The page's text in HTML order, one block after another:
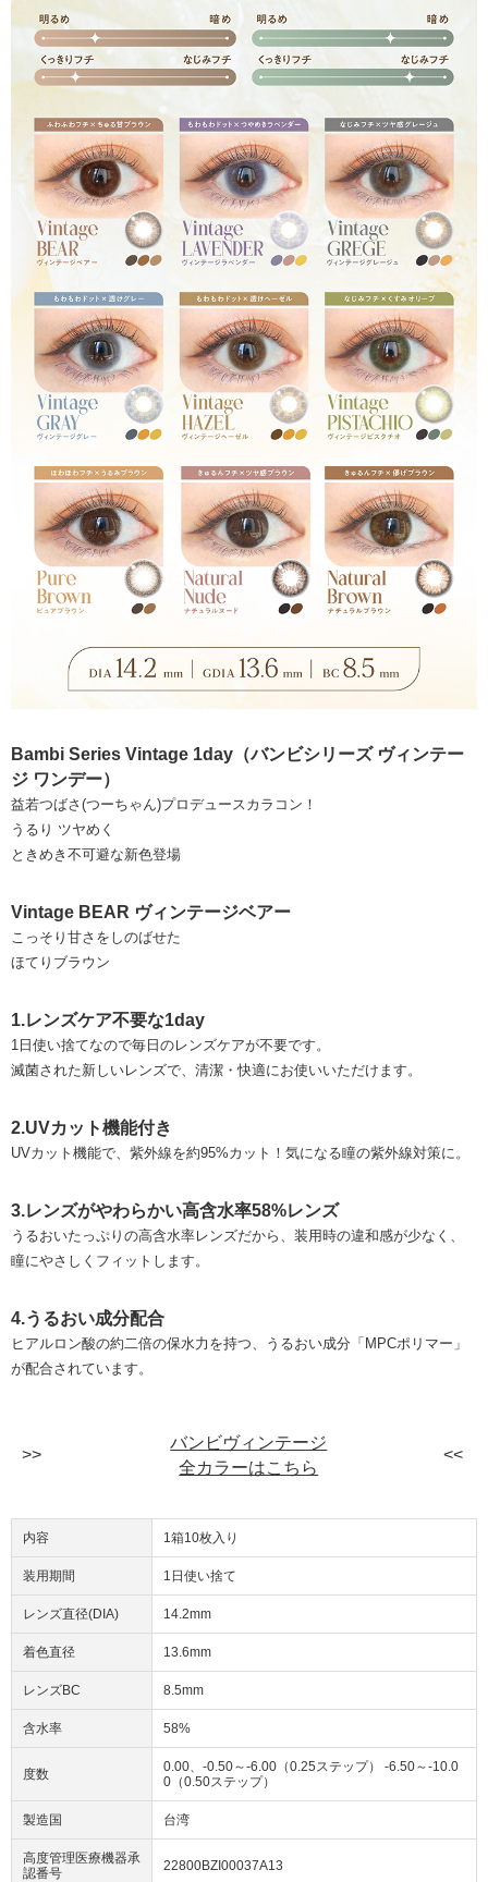
Bambi Series Vintage 1day（バンビシリーズ ヴィンテー
ジ ワンデー）
益若つばさ(つーちゃん)プロデュースカラコン！
うるり ツヤめく
ときめき不可避な新色登場
Vintage BEAR ヴィンテージベアー
こっそり甘さをしのばせた
ほてりブラウン
1.レンズケア不要な1day
1日使い捨てなので毎日のレンズケアが不要です。
滅菌された新しいレンズで、清潔・快適にお使いいただけます。
2.UVカット機能付き
UVカット機能で、紫外線を約95%カット！気になる瞳の紫外線対策に。
3.レンズがやわらかい高含水率58%レンズ
うるおいたっぷりの高含水率レンズだから、装用時の違和感が少なく、
瞳にやさしくフィットします。
4.うるおい成分配合
ヒアルロン酸の約二倍の保水力を持つ、うるおい成分「MPCポリマー」
が配合されています。
バンビヴィンテージ
全カラーはこちら
内容 1箱10枚入り
装用期間 1日使い捨て
レンズ直径(DIA) 14.2mm
着色直径 13.6mm
レンズBC 8.5mm
含水率 58%
度数
0.00、-0.50～-6.00（0.25ステップ） -6.50～-10.0
0（0.50ステップ）
製造国 台湾
高度管理医療機器承
認番号
22800BZI00037A13